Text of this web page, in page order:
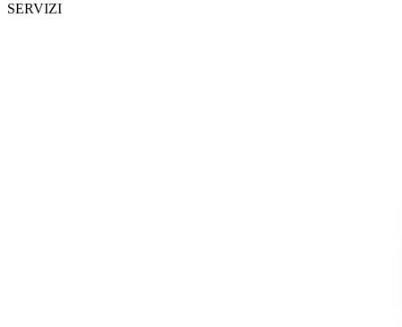
SERVIZI